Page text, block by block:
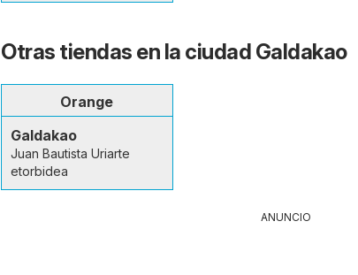
Otras tiendas en la ciudad Galdakao
Orange
Galdakao
Juan Bautista Uriarte
etorbidea
ANUNCIO